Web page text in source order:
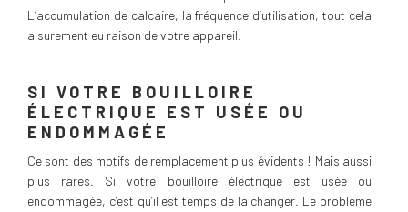
L’accumulation de calcaire, la fréquence d’utilisation, tout cela
a surement eu raison de votre appareil.
SI VOTRE BOUILLOIRE
ÉLECTRIQUE EST USÉE OU
ENDOMMAGÉE
Ce sont des motifs de remplacement plus évidents ! Mais aussi
plus rares. Si votre bouilloire électrique est usée ou
endommagée, c’est qu’il est temps de la changer. Le problème